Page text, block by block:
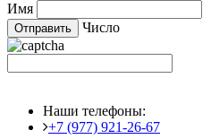
Имя
Число
Наши телефоны:
+7 (977) 921-26-67